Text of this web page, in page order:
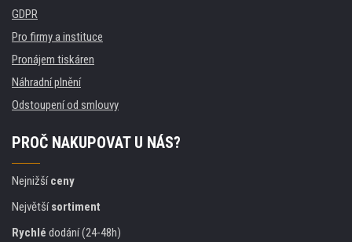
GDPR
Pro firmy a instituce
Pronájem tiskáren
Náhradní plnění
Odstoupení od smlouvy
PROČ NAKUPOVAT U NÁS?
Nejnižšíceny
Největšísortiment
Rychlé dodání (24-48h)